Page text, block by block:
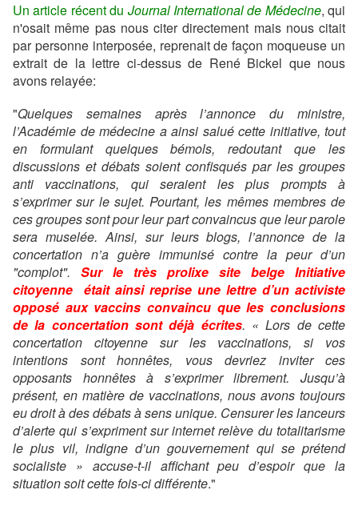
Un article récent du Journal International de Médecine, qui
n'osait même pas nous citer directement mais nous citait
par personne interposée, reprenait de façon moqueuse un
extrait de la lettre ci-dessus de René Bickel que nous
avons relayée:
"Quelques semaines après l’annonce du ministre,
l’Académie de médecine a ainsi salué cette initiative, tout
en formulant quelques bémols, redoutant que les
discussions et débats soient confisqués par les groupes
anti vaccinations, qui seraient les plus prompts à
s’exprimer sur le sujet. Pourtant, les mêmes membres de
ces groupes sont pour leur part convaincus que leur parole
sera muselée. Ainsi, sur leurs blogs, l’annonce de la
concertation n’a guère immunisé contre la peur d’un
"complot". Sur le très prolixe site belge Initiative
citoyenne était ainsi reprise une lettre d’un activiste
opposé aux vaccins convaincu que les conclusions
de la concertation sont déjà écrites. « Lors de cette
concertation citoyenne sur les vaccinations, si vos
intentions sont honnêtes, vous devriez inviter ces
opposants honnêtes à s’exprimer librement. Jusqu’à
présent, en matière de vaccinations, nous avons toujours
eu droit à des débats à sens unique. Censurer les lanceurs
d’alerte qui s’expriment sur internet relève du totalitarisme
le plus vil, indigne d’un gouvernement qui se prétend
socialiste » accuse-t-il affichant peu d’espoir que la
situation soit cette fois-ci différente."